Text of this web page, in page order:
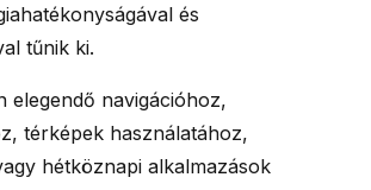
és
tűnik ki.
elegendő navigációhoz,
térképek használatához,
hétköznapi alkalmazások